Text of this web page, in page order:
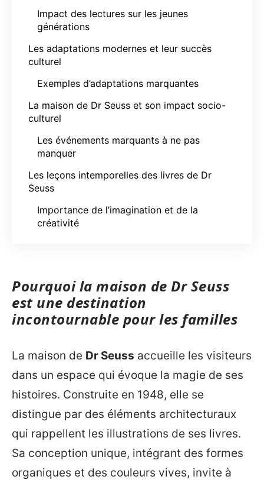
Impact des lectures sur les jeunes
générations
Les adaptations modernes et leur succès
culturel
Exemples d’adaptations marquantes
La maison de Dr Seuss et son impact socio-
culturel
Les événements marquants à ne pas
manquer
Les leçons intemporelles des livres de Dr
Seuss
Importance de l’imagination et de la
créativité
Pourquoi la maison de Dr Seuss
est une destination
incontournable pour les familles
La maison de Dr Seuss accueille les visiteurs
dans un espace qui évoque la magie de ses
histoires. Construite en 1948, elle se
distingue par des éléments architecturaux
qui rappellent les illustrations de ses livres.
Sa conception unique, intégrant des formes
organiques et des couleurs vives, invite à